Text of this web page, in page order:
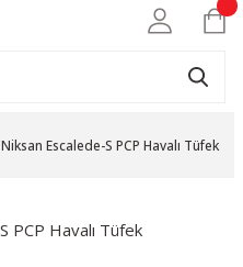
Niksan Escalede-S PCP Havalı Tüfek